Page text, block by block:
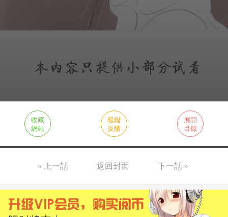
收藏
網站
報錯
反饋
展開
目錄
« 上一話 返回封面 下一話 »